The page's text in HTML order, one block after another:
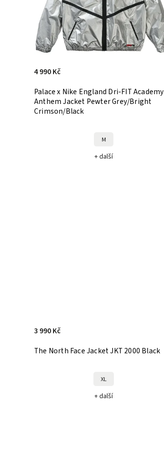
Palace x Nike England Dri-FIT Academy
Anthem Jacket Pewter Grey/Bright
Crimson/Black
4 990 Kč
M
+ další
The North Face Jacket JKT 2000 Black
3 990 Kč
XL
+ další